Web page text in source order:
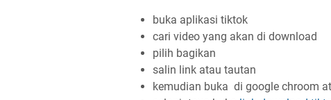
buka aplikasi tiktok
cari video yang akan di download
pilih bagikan
salin link atau tautan
kemudian buka di google chroom